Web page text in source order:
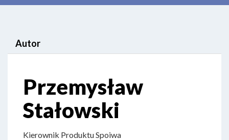
Autor
Przemysław
Stałowski
Kierownik Produktu Spoiwa